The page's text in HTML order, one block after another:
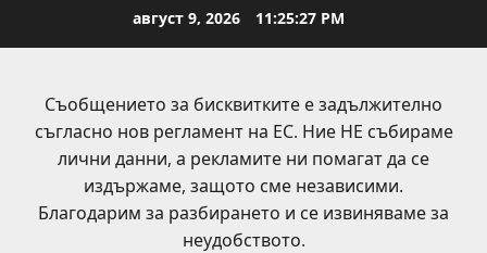
август 9, 2026 11:25:28 PM
Съобщението за бисквитките е задължително
съгласно нов регламент на ЕС. Ние НЕ събираме
лични данни, а рекламите ни помагат да се
издържаме, защото сме независими.
Благодарим за разбирането и се извиняваме за
неудобството.